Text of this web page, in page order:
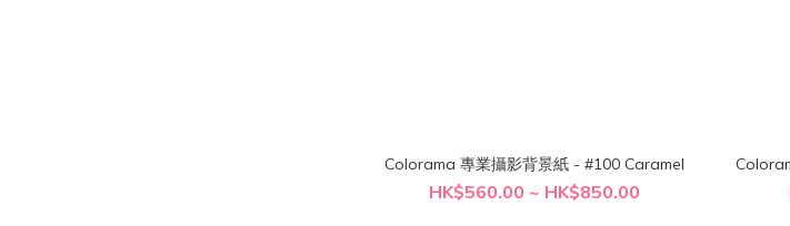
Colorama 專業攝影背景紙 - #100 Caramel
HK$560.00 ~ HK$850.00